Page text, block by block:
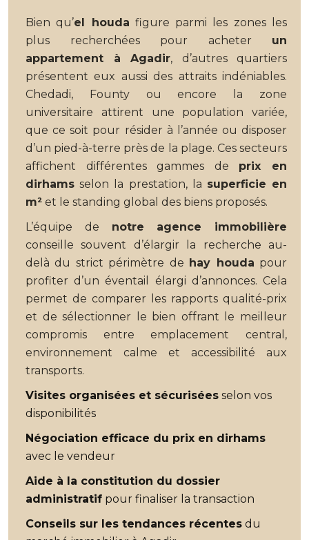
Bien qu’el houda figure parmi les zones les
plus recherchées pour acheter un
appartement à Agadir, d’autres quartiers
présentent eux aussi des attraits indéniables.
Chedadi, Founty ou encore la zone
universitaire attirent une population variée,
que ce soit pour résider à l’année ou disposer
d’un pied-à-terre près de la plage. Ces secteurs
affichent différentes gammes de prix en
dirhams selon la prestation, la superficie en
m² et le standing global des biens proposés.
L’équipe de notre agence immobilière
conseille souvent d’élargir la recherche au-
delà du strict périmètre de hay houda pour
profiter d’un éventail élargi d’annonces. Cela
permet de comparer les rapports qualité-prix
et de sélectionner le bien offrant le meilleur
compromis entre emplacement central,
environnement calme et accessibilité aux
transports.
Visites organisées et sécurisées selon vos
disponibilités
Négociation efficace du prix en dirhams
avec le vendeur
Aide à la constitution du dossier
administratif pour finaliser la transaction
Conseils sur les tendances récentes du